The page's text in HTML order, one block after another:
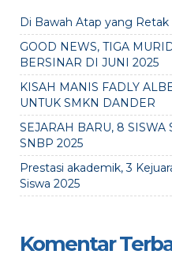
Di Bawah Atap yang Retak
GOOD NEWS, TIGA
BERSINAR DI JUNI 2025
KISAH MANIS FADLY
UNTUK SMKN DANDER
SEJARAH BARU, 8
SNBP 2025
Prestasi akademik, 3
Siswa 2025
Komentar